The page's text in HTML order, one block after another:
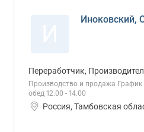
Иноковский,
Переработчик,
Производство и продажа График
обед 12.00 - 14.00
Россия, Тамбовская